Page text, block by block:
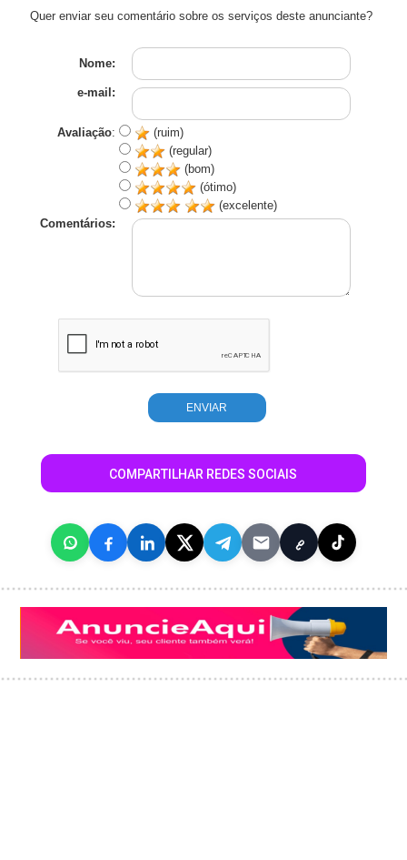
Quer enviar seu comentário sobre os serviços deste anunciante?
Nome:
e-mail:
Avaliação:
(ruim)
(regular)
(bom)
(ótimo)
(excelente)
Comentários:
COMPARTILHAR REDES SOCIAIS